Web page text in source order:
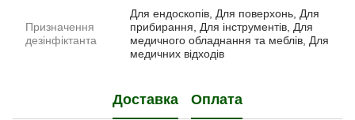
Призначення
дезінфіктанта
Для ендоскопів, Для поверхонь, Для
прибирання, Для інструментів, Для
медичного обладнання та меблів, Для
медичних відходів
Доставка Оплата